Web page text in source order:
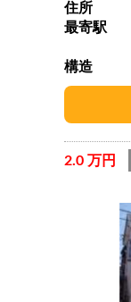
住所
最寄駅
構造
2.0 万円